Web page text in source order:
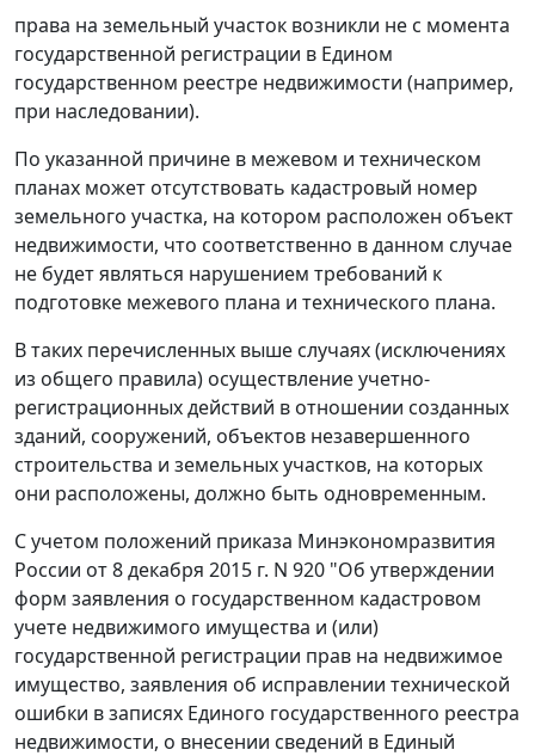
права на земельный участок возникли не с момента
государственной регистрации в Едином
государственном реестре недвижимости (например,
при наследовании).
По указанной причине в межевом и техническом
планах может отсутствовать кадастровый номер
земельного участка, на котором расположен объект
недвижимости, что соответственно в данном случае
не будет являться нарушением требований к
подготовке межевого плана и технического плана.
В таких перечисленных выше случаях (исключениях
из общего правила) осуществление учетно-
регистрационных действий в отношении созданных
зданий, сооружений, объектов незавершенного
строительства и земельных участков, на которых
они расположены, должно быть одновременным.
С учетом положений приказа Минэкономразвития
России от 8 декабря 2015 г. N 920 "Об утверждении
форм заявления о государственном кадастровом
учете недвижимого имущества и (или)
государственной регистрации прав на недвижимое
имущество, заявления об исправлении технической
ошибки в записях Единого государственного реестра
недвижимости, о внесении сведений в Единый